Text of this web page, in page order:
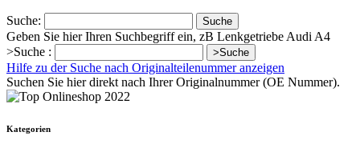
Suche: Suche
Geben Sie hier Ihren Suchbegriff ein, zB Lenkgetriebe Audi A4
>Suche :
>Suche
Hilfe zu der Suche nach Originalteilenummer anzeigen
Suchen Sie hier direkt nach Ihrer Originalnummer (OE Nummer).
Kategorien